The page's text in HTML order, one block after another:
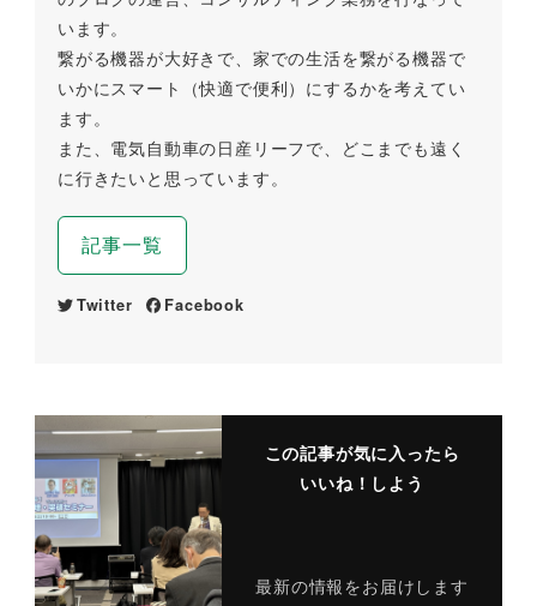
います。
繋がる機器が大好きで、家での生活を繋がる機器で
いかにスマート（快適で便利）にするかを考えてい
ます。
また、電気自動車の日産リーフで、どこまでも遠く
に行きたいと思っています。
記事一覧
Twitter Facebook
この記事が気に入ったら
いいね！しよう
最新の情報をお届けします